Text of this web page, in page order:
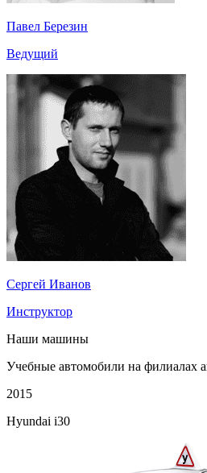
Павел Березин
Ведущий
Сергей Иванов
Инструктор
Наши машины
Учебные автомобили на филиалах
2015
Hyundai i30